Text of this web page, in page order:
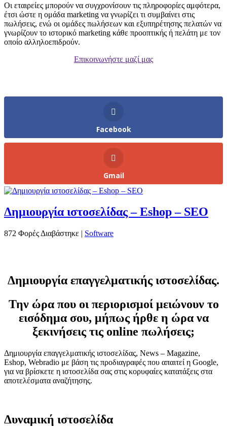
Οι εταιρείες μπορούν να συγχρονίσουν τις πληροφορίες αμφότερα,
έτσι ώστε η ομάδα marketing να γνωρίζει τι συμβαίνει στις
πωλήσεις, ενώ οι ομάδες πωλήσεων και εξυπηρέτησης πελατών να
γνωρίζουν το ιστορικό marketing κάθε προοπτικής ή πελάτη με τον
οποίο αλληλοεπιδρούν.
Επικοινωνήστε μαζί μας
Facebook
Gmail
Δημιουργία ιστοσελίδας – Eshop – SEO
872 Φορές Διαβάστηκε | Software
Δημιουργία επαγγελματικής ιστοσελίδας.
Την ώρα που οι περιορισμοί μειώνουν το
εισόδημα σου, μήπως ήρθε η ώρα να
ξεκινήσεις τις online πωλήσεις;
Δημιουργία επαγγελματικής ιστοσελίδας, News – Magazine,
Eshop, Webradio με βάση τις προδιαγραφές που απαιτεί η Google,
για να βρίσκετε η ιστοσελίδα σας στις κορυφαίες κατατάξεις στα
αποτελέσματα αναζήτησης.
Δυναμική ιστοσελίδα